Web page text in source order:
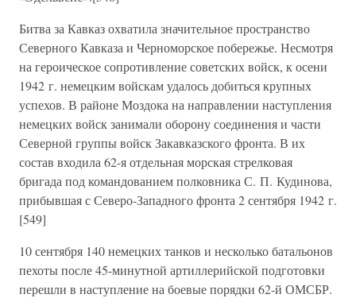
Битва за Кавказ охватила значительное пространство
Северного Кавказа и Черноморское побережье. Несмотря
на героическое сопротивление советских войск, к осени
1942 г. немецким войскам удалось добиться крупных
успехов. В районе Моздока на направлении наступления
немецких войск занимали оборону соединения и части
Северной группы войск Закавказского фронта. В их
состав входила 62-я отдельная морская стрелковая
бригада под командованием полковника С. П. Кудинова,
прибывшая с Северо-Западного фронта 2 сентября 1942 г.
[549]
10 сентября 140 немецких танков и несколько батальонов
пехоты после 45-минутной артиллерийской подготовки
перешли в наступление на боевые порядки 62-й ОМСБР.